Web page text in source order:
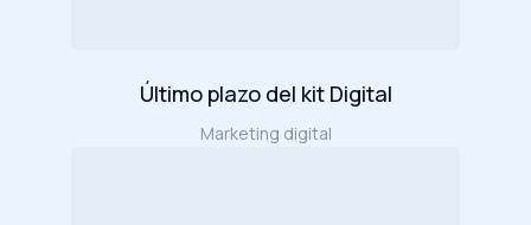
Último plazo del kit Digital
Marketing digital